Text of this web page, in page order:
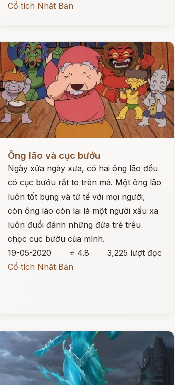
Cổ tích Nhật Bản
Đọc ngay
Ông lão và cục bướu
Ngày xửa ngày xưa, có hai ông lão đều
có cục bướu rất to trên má. Một ông lão
luôn tốt bụng và tử tế với mọi người,
còn ông lão còn lại là một người xấu xa
luôn đuổi đánh những đứa trẻ trêu
chọc cục bướu của mình.
19-05-2020
⭐ 4.8
3,225 lượt đọc
Cổ tích Nhật Bản